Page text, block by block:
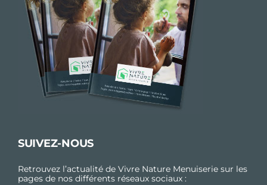
SUIVEZ-NOUS
Retrouvez l’actualité de Vivre Nature Menuiserie sur les
pages de nos différents réseaux sociaux :